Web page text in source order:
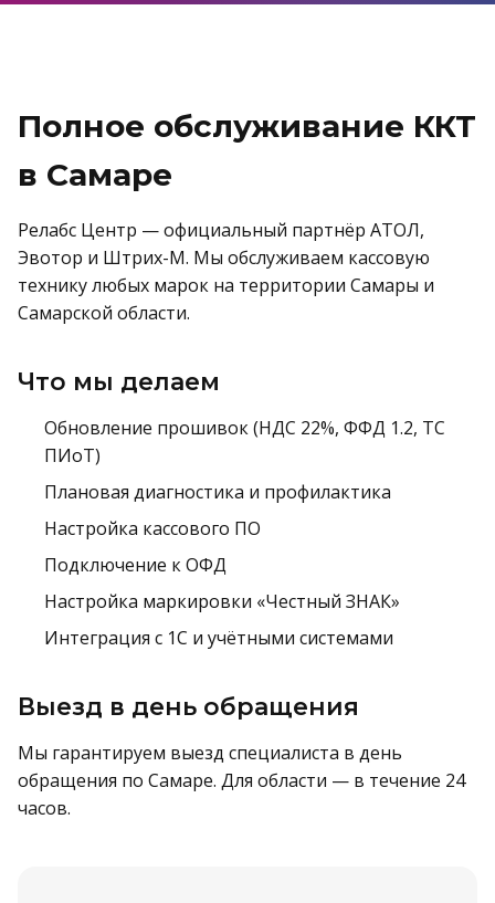
Полное обслуживание ККТ
в Самаре
Релабс Центр — официальный партнёр АТОЛ,
Эвотор и Штрих-М. Мы обслуживаем кассовую
технику любых марок на территории Самары и
Самарской области.
Что мы делаем
Обновление прошивок (НДС 22%, ФФД 1.2, ТС
ПИоТ)
Плановая диагностика и профилактика
Настройка кассового ПО
Подключение к ОФД
Настройка маркировки «Честный ЗНАК»
Интеграция с 1С и учётными системами
Выезд в день обращения
Мы гарантируем выезд специалиста в день
обращения по Самаре. Для области — в течение 24
часов.